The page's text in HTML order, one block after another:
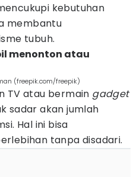
kebutuhan
membantu
tubuh.
menonton atau
(freepik.com/freepik)
TV atau bermain gadget
sadar akan jumlah
Hal ini bisa
tanpa disadari.